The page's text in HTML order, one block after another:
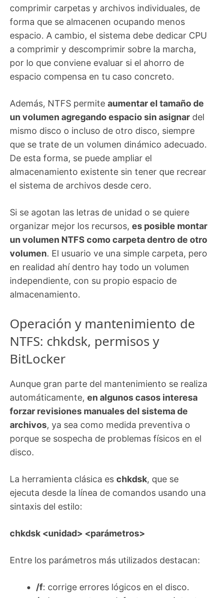
comprimir carpetas y archivos individuales, de
forma que se almacenen ocupando menos
espacio. A cambio, el sistema debe dedicar CPU
a comprimir y descomprimir sobre la marcha,
por lo que conviene evaluar si el ahorro de
espacio compensa en tu caso concreto.
Además, NTFS permite aumentar el tamaño de
un volumen agregando espacio sin asignar del
mismo disco o incluso de otro disco, siempre
que se trate de un volumen dinámico adecuado.
De esta forma, se puede ampliar el
almacenamiento existente sin tener que recrear
el sistema de archivos desde cero.
Si se agotan las letras de unidad o se quiere
organizar mejor los recursos, es posible montar
un volumen NTFS como carpeta dentro de otro
volumen. El usuario ve una simple carpeta, pero
en realidad ahí dentro hay todo un volumen
independiente, con su propio espacio de
almacenamiento.
Operación y mantenimiento de
NTFS: chkdsk, permisos y
BitLocker
Aunque gran parte del mantenimiento se realiza
automáticamente, en algunos casos interesa
forzar revisiones manuales del sistema de
archivos, ya sea como medida preventiva o
porque se sospecha de problemas físicos en el
disco.
La herramienta clásica es chkdsk, que se
ejecuta desde la línea de comandos usando una
sintaxis del estilo:
chkdsk <unidad> <parámetros>
Entre los parámetros más utilizados destacan:
/f: corrige errores lógicos en el disco.